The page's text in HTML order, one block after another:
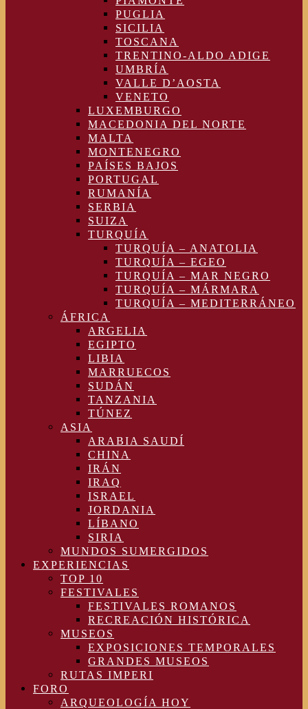
PUGLIA
SICILIA
TOSCANA
TRENTINO-ALDO ADIGE
UMBRÍA
VALLE D’AOSTA
VENETO
LUXEMBURGO
MACEDONIA DEL NORTE
MALTA
MONTENEGRO
PAÍSES BAJOS
PORTUGAL
RUMANÍA
SERBIA
SUIZA
TURQUÍA
TURQUÍA – ANATOLIA
TURQUÍA – EGEO
TURQUÍA – MAR NEGRO
TURQUÍA – MÁRMARA
TURQUÍA – MEDITERRÁNEO
ÁFRICA
ARGELIA
EGIPTO
LIBIA
MARRUECOS
SUDÁN
TANZANIA
TÚNEZ
ASIA
ARABIA SAUDÍ
CHINA
IRÁN
IRAQ
ISRAEL
JORDANIA
LÍBANO
SIRIA
MUNDOS SUMERGIDOS
EXPERIENCIAS
TOP 10
FESTIVALES
FESTIVALES ROMANOS
RECREACIÓN HISTÓRICA
MUSEOS
EXPOSICIONES TEMPORALES
GRANDES MUSEOS
RUTAS IMPERI
FORO
ARQUEOLOGÍA HOY